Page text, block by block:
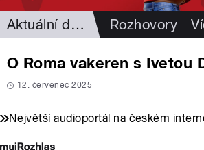
Aktuální dění Rozhovory
O Roma vakeren s Ivetou
12. červenec 2025
Největší audioportál na českém